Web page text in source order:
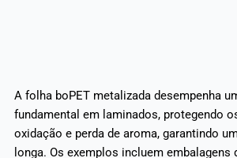
A folha boPET metalizada desempenha
fundamental em laminados, protegendo
oxidação e perda de aroma, garantindo
longa. Os exemplos incluem embalagens